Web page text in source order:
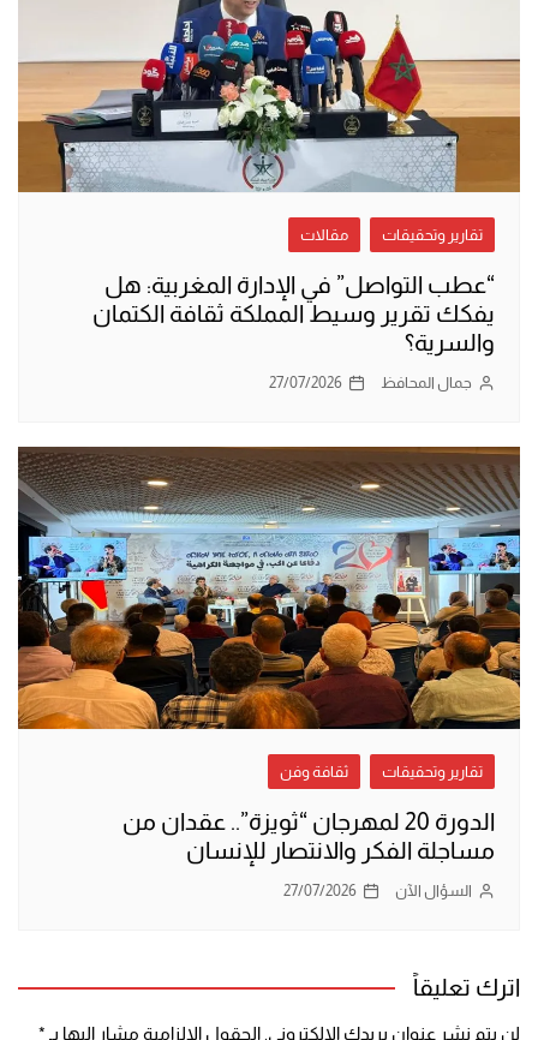
تقارير وتحقيقات مقالات
“عطب التواصل” في الإدارة المغربية: هل
يفكك تقرير وسيط المملكة ثقافة الكتمان
والسرية؟
جمال المحافظ 27/07/2026
تقارير وتحقيقات ثقافة وفن
الدورة 20 لمهرجان “ثويزة”.. عقدان من
مساجلة الفكر والانتصار للإنسان
السؤال الآن 27/07/2026
اترك تعليقاً
لن يتم نشر عنوان بريدك الإلكتروني.الحقول الإلزامية مشار إليها بـ *